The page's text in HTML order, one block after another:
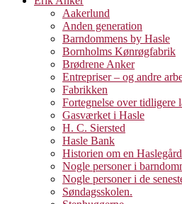
Aakerlund
Anden generation
Barndommens by Hasle
Bornholms Kønrøgfabrik
Brødrene Anker
Entrepriser – og andre
Fabrikken
Fortegnelse over tidligere
Gasværket i Hasle
H. C. Siersted
Hasle Bank
Historien om en Haslegård
Nogle personer i
Nogle personer i de
Søndagsskolen.